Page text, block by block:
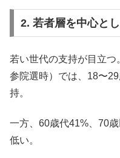
2. 若者層を中心と
若い世代の支持が目立
参院選時）では、18〜
持。
一方、60歳代41%、70
低い。